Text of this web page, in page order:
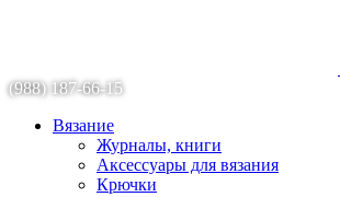
(988) 187-66-15
Вязание
Журналы, книги
Аксессуары для вязания
Крючки